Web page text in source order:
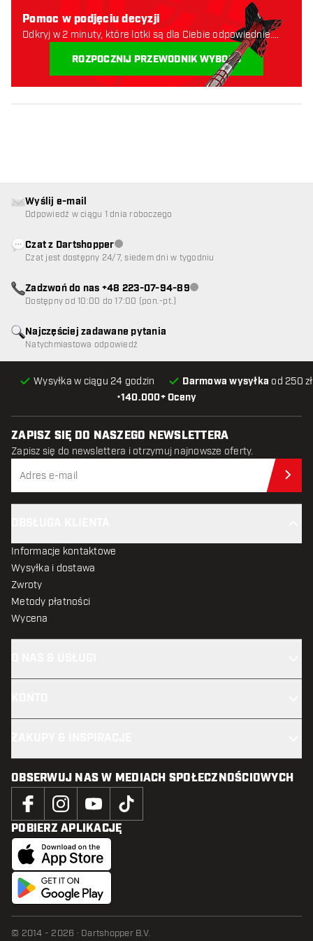
Pomoc w podjęciu decyzji
Odkryj w 2 minuty, które lotki są dla Ciebie odpowiednie.
ROZPOCZNIJ PRZEWODNIK WYBORU
•140.000+ Oceny
Wysyłka w ciągu 24 godzin Darmowa wysyłka od 250
Najczęściej zadawane pytania
Natychmiastowa odpowiedź
Wyślij e-mail
Odpowiedź w ciągu 1 dnia roboczego
Czat z DartshopperObsługa klienta niedostępna
Czat jest dostępny 24/7, siedem dni w tygodniu
Zadzwoń do nas +48 223-07-94-89Obsługa klienta niedostępna
Dostępny od 10:00 do 17:00 (pon.-pt.)
ZAPISZ SIĘ DO NASZEGO NEWSLETTERA
Zapisz się do newslettera i otrzymuj najnowsze oferty.
Informacje kontaktowe
Wysyłka i dostawa
Zwroty
Metody płatności
Wycena
OBSERWUJ NAS W MEDIACH SPOŁECZNOŚCIOWYCH
POBIERZ APLIKACJĘ
© 2014 - 2026 · Dartshopper B.V.